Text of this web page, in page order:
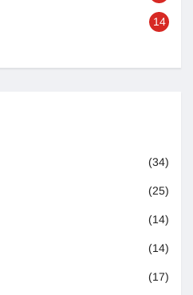
14
(34)
(25)
(14)
(14)
(17)